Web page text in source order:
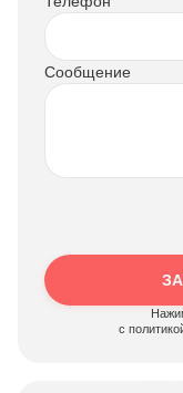
Сообщение
c